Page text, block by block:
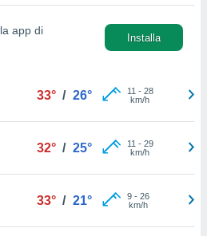
la app di
Installa
33° / 26° 11 - 28
km/h
32° / 25° 11 - 29
km/h
33° / 21° 9- 26
km/h